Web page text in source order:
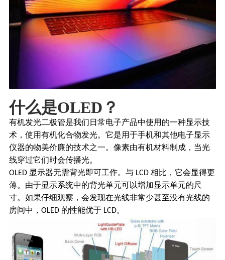
什么是OLED？
有机发光二极管是我们日常电子产品中使用的一种显示技
术，使用有机化合物发光。它是用于手机和其他电子显示
仪器的物美价廉的技术之一。像素由有机材料制成，当光
线穿过它们时会传播光。
OLED 显示器无需背光即可工作。与 LCD 相比，它会显得更
薄。由于显示系统中的背光单元可以增加显示单元的尺
寸。如果仔细观察，会发现在光线非常少甚至没有光线的
房间中， OLED 的性能优于 LCD。